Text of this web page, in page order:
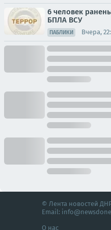
6 человек
БПЛА ВСУ
ПАБЛИКИ Вчера,
© Лента новостей
Email:
О нас